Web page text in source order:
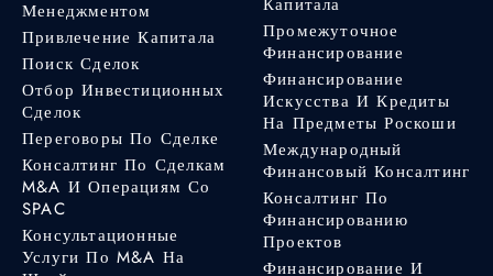
Менеджментом
Привлечение Капитала
Поиск Сделок
Отбор Инвестиционных
Сделок
Переговоры По Сделке
Консалтинг По Сделкам
M&A И Операциям Со
SPAC
Консультационные
Услуги По M&A На
Промежуточное
Финансирование
Финансирование
Искусства И Кредиты
На Предметы Роскоши
Международный
Финансовый Консалтинг
Консалтинг По
Финансированию
Проектов
Финансирование И